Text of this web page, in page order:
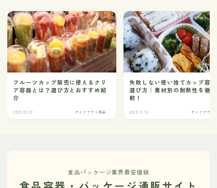
フルーツカップ販売に使えるクリ
ア容器とは？選び方とおすすめ紹
介
2025.05.02 テイクアウト用品
失敗しない使い捨てカップ容
選び方｜素材別の耐熱性を徹
較！
2025.11.19 テイクアウト
食品パッケージ業界最安値級